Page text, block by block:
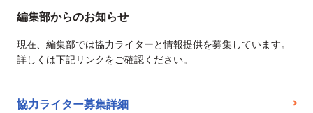
編集部からのお知らせ
現在、編集部では協力ライターと情報提供を募集しています。
詳しくは下記リンクをご確認ください。
協力ライター募集詳細